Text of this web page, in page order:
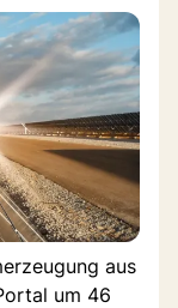
aus
um 46